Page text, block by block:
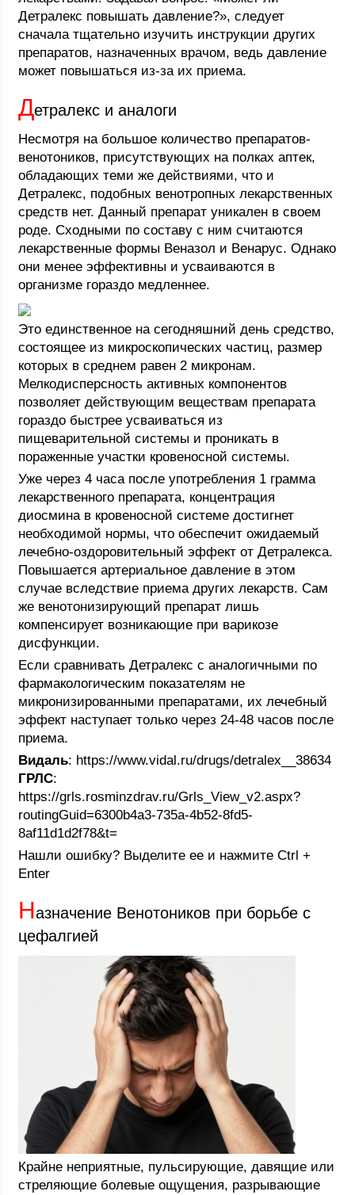
Детралекс повышать давление?», следует
сначала тщательно изучить инструкции других
препаратов, назначенных врачом, ведь давление
может повышаться из-за их приема.
Детралекс и аналоги
Несмотря на большое количество препаратов-
венотоников, присутствующих на полках аптек,
обладающих теми же действиями, что и
Детралекс, подобных венотропных лекарственных
средств нет. Данный препарат уникален в своем
роде. Сходными по составу с ним считаются
лекарственные формы Веназол и Венарус. Однако
они менее эффективны и усваиваются в
организме гораздо медленнее.
Это единственное на сегодняшний день средство,
состоящее из микроскопических частиц, размер
которых в среднем равен 2 микронам.
Мелкодисперсность активных компонентов
позволяет действующим веществам препарата
гораздо быстрее усваиваться из
пищеварительной системы и проникать в
пораженные участки кровеносной системы.
Уже через 4 часа после употребления 1 грамма
лекарственного препарата, концентрация
диосмина в кровеносной системе достигнет
необходимой нормы, что обеспечит ожидаемый
лечебно-оздоровительный эффект от Детралекса.
Повышается артериальное давление в этом
случае вследствие приема других лекарств. Сам
же венотонизирующий препарат лишь
компенсирует возникающие при варикозе
дисфункции.
Если сравнивать Детралекс с аналогичными по
фармакологическим показателям не
микронизированными препаратами, их лечебный
эффект наступает только через 24-48 часов после
приема.
Видаль: https://www.vidal.ru/drugs/detralex__38634
ГРЛС:
https://grls.rosminzdrav.ru/Grls_View_v2.aspx?
routingGuid=6300b4a3-735a-4b52-8fd5-
8af11d1d2f78&t=
Нашли ошибку? Выделите ее и нажмите Ctrl +
Enter
Назначение Венотоников при борьбе с
цефалгией
Крайне неприятные, пульсирующие, давящие или
стреляющие болевые ощущения, разрывающие